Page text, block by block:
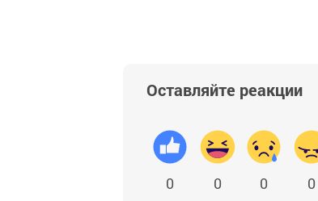
Оставляйте реакции
0 0 0 0